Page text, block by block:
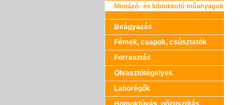
Mintázó- és kiblokkoló műanyagok
Beágyazás
Fémek, csapok, csúsztatók
Forrasztás
Olvasztótégelyek
Laborégők